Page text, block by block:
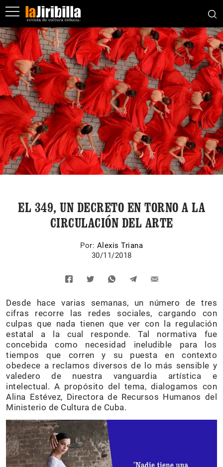
​EL 349, UN DECRETO EN TORNO A LA
CIRCULACIÓN DEL ARTE
Por: Alexis Triana
30/11/2018
Desde hace varias semanas, un número de tres
cifras recorre las redes sociales, cargando con
culpas que nada tienen que ver con la regulación
estatal a la cual responde. Tal normativa fue
concebida como necesidad ineludible para los
tiempos que corren y su puesta en contexto
obedece a reclamos diversos de lo más sensible y
valedero de nuestra vanguardia artística e
intelectual. A propósito del tema, dialogamos con
Alina Estévez, Directora de Recursos Humanos del
Ministerio de Cultura de Cuba.